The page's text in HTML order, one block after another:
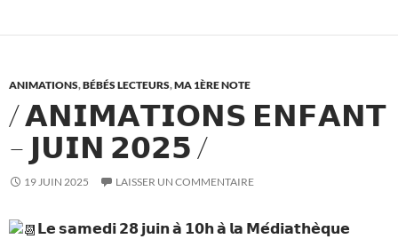
o
ANIMATIONS,BÉBÉS LECTEURS,MA 1ÈRE NOTE
/ 𝗔𝗡𝗜𝗠𝗔𝗧𝗜𝗢𝗡𝗦 𝗘𝗡𝗙𝗔𝗡𝗧
– 𝗝𝗨𝗜𝗡 𝟮𝟬𝟮𝟱 /
19 JUIN 2025 LAISSER UN COMMENTAIRE
𝗟𝗲 𝘀𝗮𝗺𝗲𝗱𝗶 𝟮𝟴 𝗷𝘂𝗶𝗻 𝗮̀ 𝟭𝟬𝗵 𝗮̀ 𝗹𝗮 𝗠𝗲́𝗱𝗶𝗮𝘁𝗵𝗲̀𝗾𝘂𝗲